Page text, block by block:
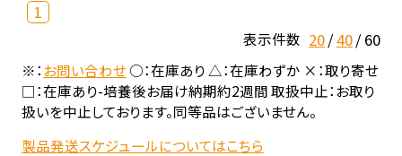
1
表示件数 20 40 60
※：お問い合わせ○：在庫あり △：在庫わずか ×：取り寄せ
□：在庫あり-培養後お届け納期約2週間 取扱中止：お取り
扱いを中止しております。同等品はございません。
製品発送スケジュールについてはこちら